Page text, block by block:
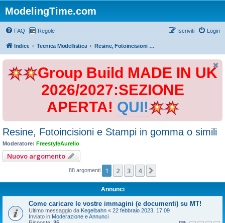
ModelingTime.com
FAQ Regole Login
Iscriviti
Indice Tecnica Modellistica Resine, Fotoincisioni e Stampi in gomma o simili
Group Build MADE IN UK
2026/2027:SEZIONE
APERTA! QUI!
Resine, Fotoincisioni e Stampi in gomma o simili
Moderatore: FreestyleAurelio
Nuovo argomento
88 argomenti 1 2 3 4
Annunci
Come caricare le vostre immagini (e documenti) su MT!
Ultimo messaggio da Kegelbahn « 22 febbraio 2023, 17:09
Inviato in Moderazione e Annunci